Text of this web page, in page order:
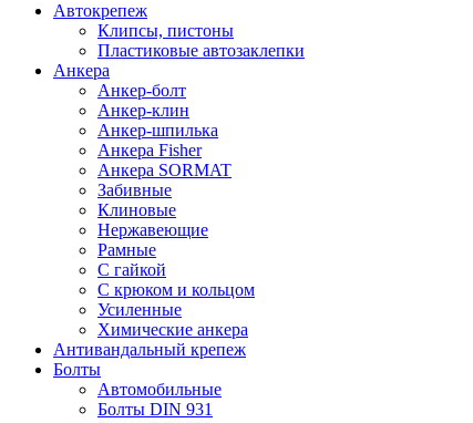
Автокрепеж
Клипсы, пистоны
Пластиковые автозаклепки
Анкера
Анкер-болт
Анкер-клин
Анкер-шпилька
Анкера Fisher
Анкера SORMAT
Забивные
Клиновые
Нержавеющие
Рамные
С гайкой
С крюком и кольцом
Усиленные
Химические анкера
Антивандальный крепеж
Болты
Автомобильные
Болты DIN 931